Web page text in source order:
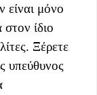
είναι μόνο
ίδιο
Ξέρετε
υπεύθυνος